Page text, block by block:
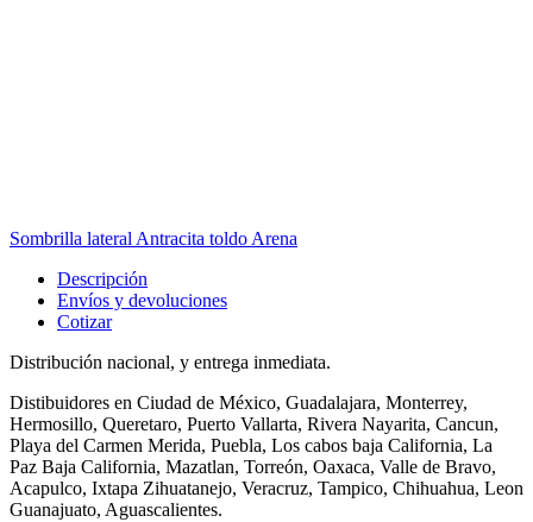
Sombrilla lateral Antracita toldo Arena
Descripción
Envíos y devoluciones
Cotizar
Distribución nacional, y entrega inmediata.
Distibuidores en Ciudad de México, Guadalajara, Monterrey,
Hermosillo, Queretaro, Puerto Vallarta, Rivera Nayarita, Cancun,
Playa del Carmen Merida, Puebla, Los cabos baja California, La
Paz Baja California, Mazatlan, Torreón, Oaxaca, Valle de Bravo,
Acapulco, Ixtapa Zihuatanejo, Veracruz, Tampico, Chihuahua, Leon
Guanajuato, Aguascalientes.